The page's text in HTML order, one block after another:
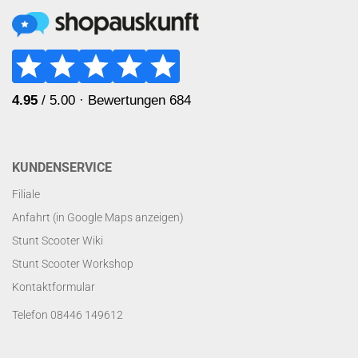
KUNDENSERVICE
Filiale
Anfahrt (in Google Maps anzeigen)
Stunt Scooter Wiki
Stunt Scooter Workshop
Kontaktformular
Telefon 08446 149612